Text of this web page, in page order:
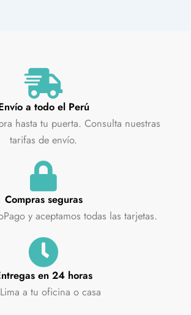
a todo el Perú
hasta tu puerta. Consulta nuestras
tarifas de envío.
Compras seguras
y aceptamos todas las tarjetas.
en 24 horas
a tu oficina o casa